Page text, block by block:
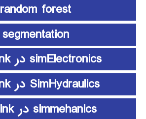
random forest
segmentation
simElectronics در Simulink
SimHydraulics در simulink
simmehanics در simulink